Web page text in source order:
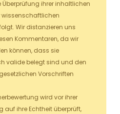
Überprüfung ihrer inhaltlichen
wissenschaftlichen
Wir distanzieren uns
Kommentaren, da wir
können, dass sie
valide belegt sind und den
Vorschriften
wird vor ihrer
auf ihre Echtheit überprüft,